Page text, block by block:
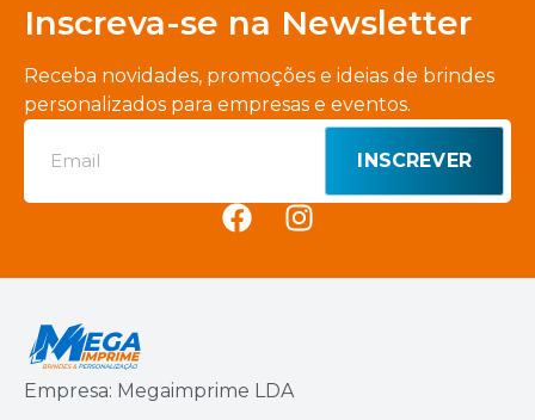
Inscreva-se na Newsletter
Receba novidades, promoções e ideias de brindes
personalizados para empresas e eventos.
INSCREVER
Empresa: Megaimprime LDA